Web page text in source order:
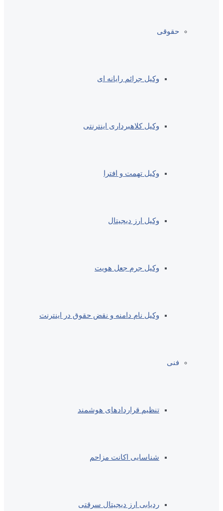
حقوقی
وکیل جرائم رایانه ای
وکیل کلاهبرداری اینترنتی
وکیل تهمت و افترا
وکیل ارز دیجیتال
وکیل جرم جعل هویت
وکیل نام دامنه و نقض حقوق در اینترنت
فنی
تنظیم قراردادهای هوشمند
شناسایی اکانت مزاحم
ردیابی ارز دیجیتال سرقتی